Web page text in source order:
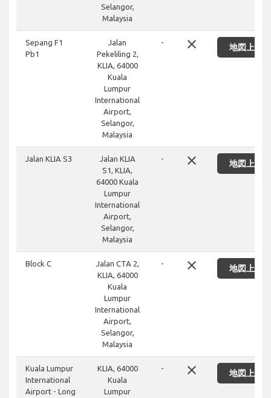
Selangor,
Malaysia
Sepang F1
Pb1
Jalan
Pekeliling 2,
KLIA, 64000
Kuala
Lumpur
International
Airport,
Selangor,
Malaysia
- close 地図上に
Jalan KLIA S3
Jalan KLIA
S1, KLIA,
64000 Kuala
Lumpur
International
Airport,
Selangor,
Malaysia
- close 地図上に
Block C
Jalan CTA 2,
KLIA, 64000
Kuala
Lumpur
International
Airport,
Selangor,
Malaysia
- close 地図上に
Kuala Lumpur
International
Airport - Long
KLIA, 64000
Kuala
Lumpur
- close 地図上に